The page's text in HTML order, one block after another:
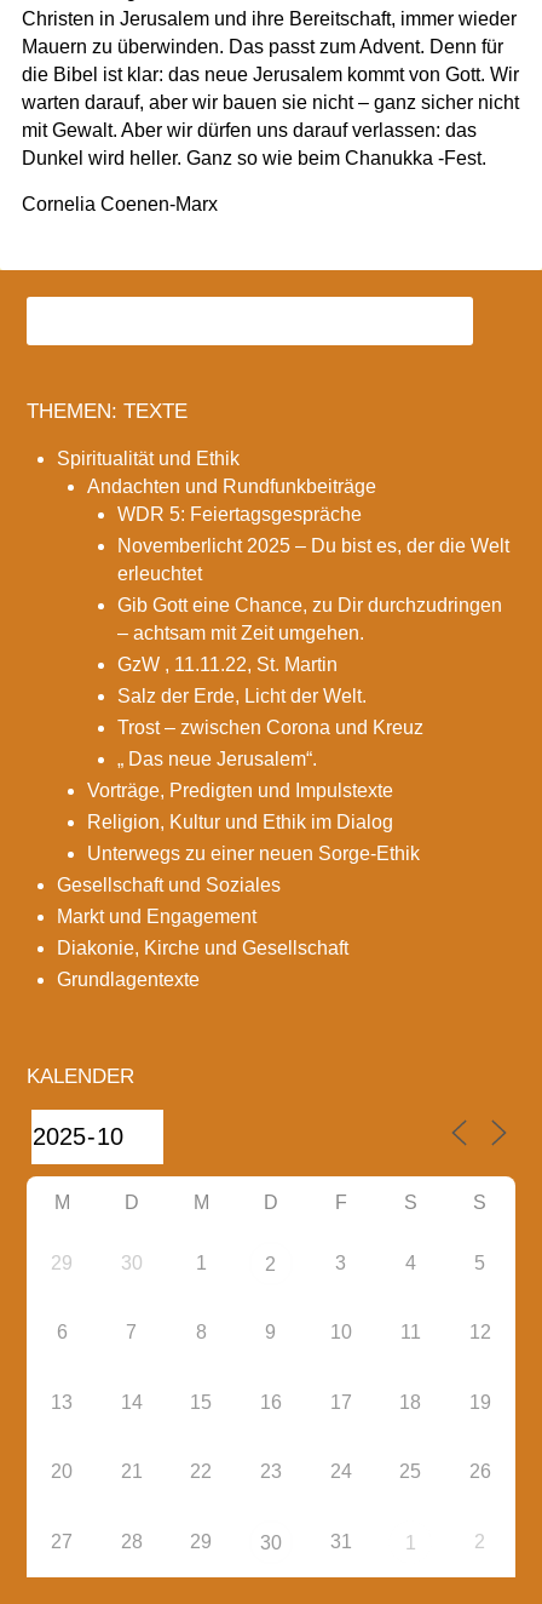
Christen in Jerusalem und ihre Bereitschaft, immer wieder
Mauern zu überwinden. Das passt zum Advent. Denn für
die Bibel ist klar: das neue Jerusalem kommt von Gott. Wir
warten darauf, aber wir bauen sie nicht – ganz sicher nicht
mit Gewalt. Aber wir dürfen uns darauf verlassen: das
Dunkel wird heller. Ganz so wie beim Chanukka -Fest.
Cornelia Coenen-Marx
THEMEN: TEXTE
Spiritualität und Ethik
Andachten und Rundfunkbeiträge
WDR 5: Feiertagsgespräche
Novemberlicht 2025 – Du bist es, der die Welt
erleuchtet
Gib Gott eine Chance, zu Dir durchzudringen
– achtsam mit Zeit umgehen.
GzW , 11.11.22, St. Martin
Salz der Erde, Licht der Welt.
Trost – zwischen Corona und Kreuz
„ Das neue Jerusalem“.
Vorträge, Predigten und Impulstexte
Religion, Kultur und Ethik im Dialog
Unterwegs zu einer neuen Sorge-Ethik
Gesellschaft und Soziales
Markt und Engagement
Diakonie, Kirche und Gesellschaft
Grundlagentexte
KALENDER
M D M D F S S
29 30 1 2 3 4 5
6 7 8 9 10 11 12
13 14 15 16 17 18 19
20 21 22 23 24 25 26
27 28 29 30 31 1 2